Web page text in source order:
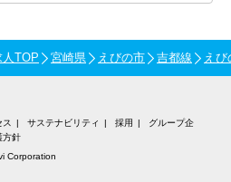
TOP 宮崎県 えびの市 吉都線 えび
ス サステナビリティ 採用
グループ企
方針
Corporation